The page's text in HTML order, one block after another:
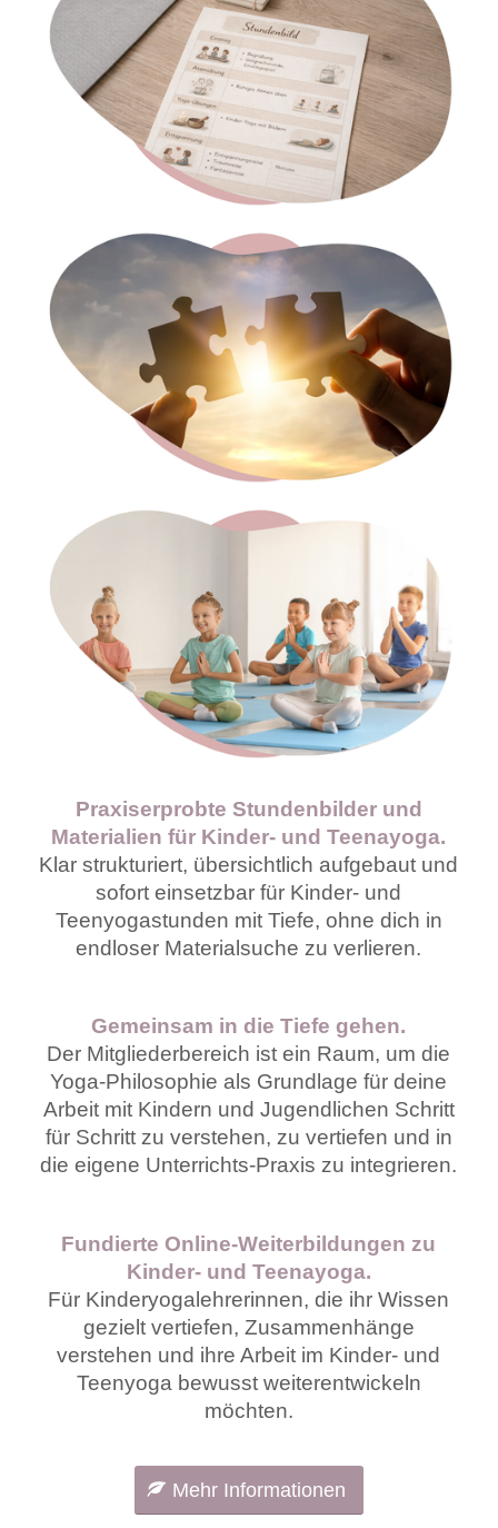
Praxiserprobte Stundenbilder und
Materialien für Kinder- und Teenayoga.
Klar strukturiert, übersichtlich aufgebaut und
sofort einsetzbar für Kinder- und
Teenyogastunden mit Tiefe, ohne dich in
endloser Materialsuche zu verlieren.
Gemeinsam in die Tiefe gehen.
Der Mitgliederbereich ist ein Raum, um die
Yoga-Philosophie als Grundlage für deine
Arbeit mit Kindern und Jugendlichen Schritt
für Schritt zu verstehen, zu vertiefen und in
die eigene Unterrichts-Praxis zu integrieren.
Fundierte Online-Weiterbildungen zu
Kinder- und Teenayoga.
Für Kinderyogalehrerinnen, die ihr Wissen
gezielt vertiefen, Zusammenhänge
verstehen und ihre Arbeit im Kinder- und
Teenyoga bewusst weiterentwickeln
möchten.
Mehr Informationen